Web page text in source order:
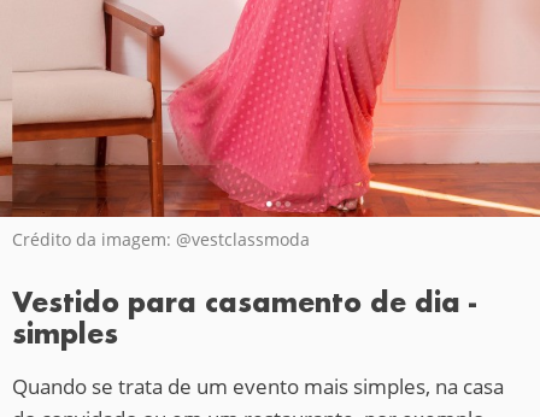
Crédito da imagem: @vestclassmoda
Vestido para casamento de dia -
simples
Quando se trata de um evento mais simples, na casa